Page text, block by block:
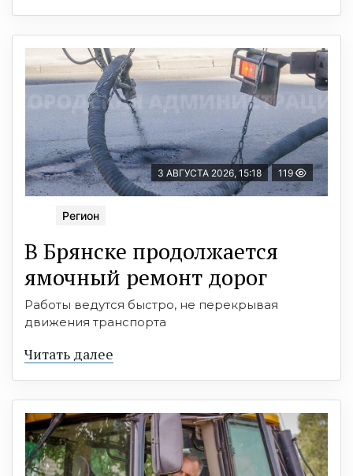
3 АВГУСТА 2026, 15:18 119
Регион
В Брянске продолжается
ямочный ремонт дорог
Работы ведутся быстро, не перекрывая
движения транспорта
Читать далее